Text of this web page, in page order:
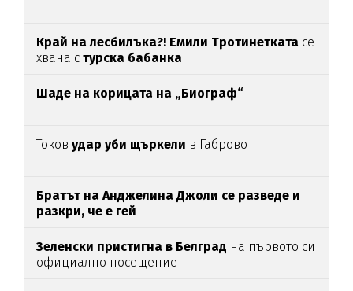
Край на лесбилъка?! Емили Тротинетката се
хвана с турска бабанка
Шаде на корицата на „Биограф“
Токовудар уби щъркели в Габрово
Братът на Анджелина Джоли се разведе и
разкри, че е гей
Зеленски пристигна в Белград на първото си
официално посещение